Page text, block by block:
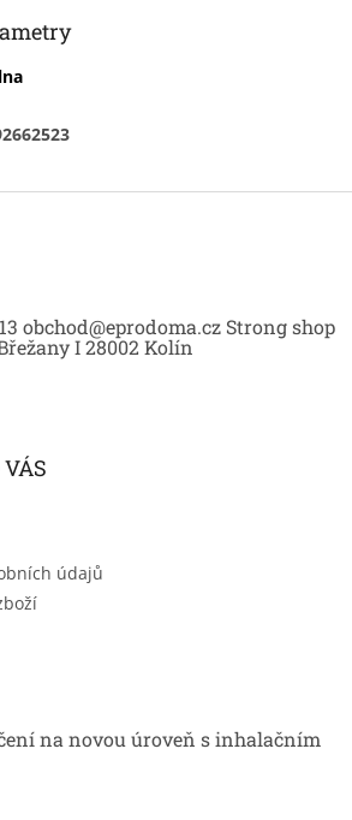
obchod@eprodoma.cz Strong shop
I 28002 Kolín
údajů
na novou úroveň s inhalačním